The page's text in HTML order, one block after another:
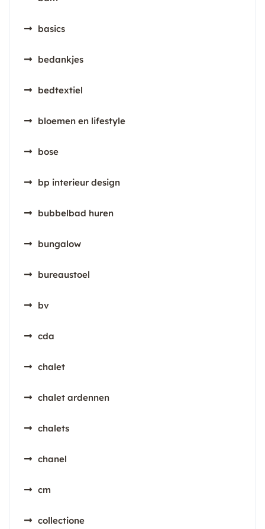
basics
bedankjes
bedtextiel
bloemen en lifestyle
bose
bp interieur design
bubbelbad huren
bungalow
bureaustoel
bv
cda
chalet
chalet ardennen
chalets
chanel
cm
collectione